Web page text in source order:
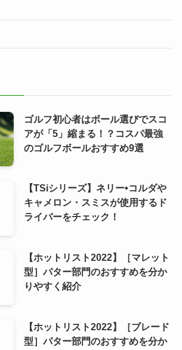
ゴルフ初心者はボール選びでスコ
アが「5」縮まる！？コスパ最強
のゴルフボールおすすめ9選
【TSiシリーズ】ネリー•コルダや
キャメロン・スミスが使用するド
ライバーをチェック！
【ホットリスト2022】［マレット
型］パター部門のおすすめを分か
りやすく紹介
【ホットリスト2022】［ブレード
型］パター部門のおすすめを分か